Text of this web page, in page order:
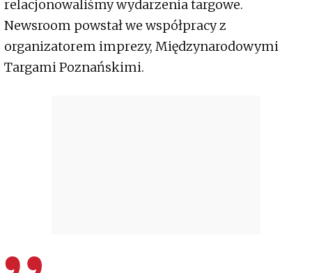
relacjonowaliśmy wydarzenia targowe.
Newsroom powstał we współpracy z
organizatorem imprezy, Międzynarodowymi
Targami Poznańskimi.